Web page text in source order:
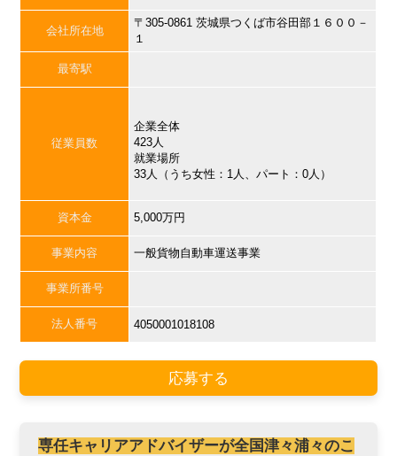
会社所在地
〒305-0861 茨城県つくば市谷田部１６００－
１
最寄駅
従業員数
企業全体
423人
就業場所
33人（うち女性：1人、パート：0人）
資本金 5,000万円
事業内容 一般貨物自動車運送事業
事業所番号
法人番号 4050001018108
応募する
専任キャリアアドバイザーが全国津々浦々のこ